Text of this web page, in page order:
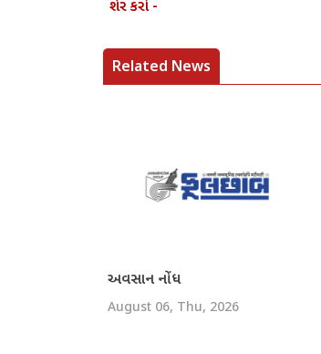
શેર કરો -
Related News
અવસાન નોંધ
August 06, Thu, 2026